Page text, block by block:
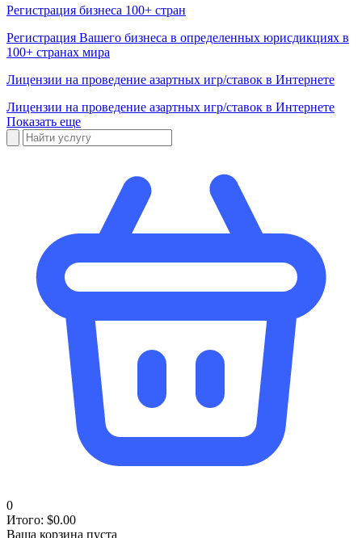
Регистрация бизнеса 100+ стран
Регистрация Вашего бизнеса в определенных юрисдикциях в
100+ странах мира
Лицензии на проведение азартных игр/ставок в Интернете
Лицензии на проведение азартных игр/ставок в Интернете
Показать еще
0
Итого: $0.00
Ваша корзина пуста